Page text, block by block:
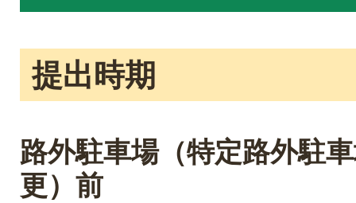
提出時期
路外駐車場（特定路外駐
更）前